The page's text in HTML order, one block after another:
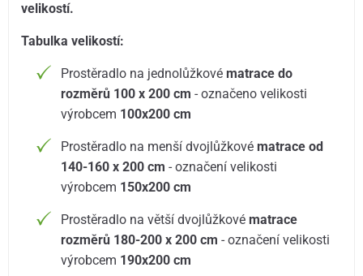
velikostí.
Tabulka velikostí:
Prostěradlo na jednolůžkovématrace do
rozměrů 100 x 200 cm - označeno velikosti
výrobcem 100x200 cm
Prostěradlo na menší dvojlůžkovématrace od
140-160 x 200 cm - označení velikosti
výrobcem 150x200 cm
Prostěradlo na větší dvojlůžkovématrace
rozměrů 180-200 x 200 cm - označení velikosti
výrobcem 190x200 cm